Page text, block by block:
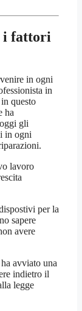
i fattori
in ogni
in
questo
ha
gli
in ogni
lavoro
per la
sapere
avere
avviato una
indietro il
legge